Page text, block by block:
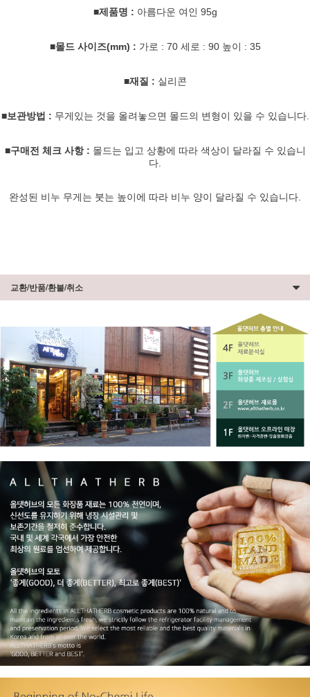
■제품명 : 아름다운 여인 95g
■몰드 사이즈(mm) : 가로 : 70 세로 : 90 높이 : 35
■재질 : 실리콘
■보관방법 : 무게있는 것을 올려놓으면 몰드의 변형이 있을 수 있습니다.
■구매전 체크 사항 : 몰드는 입고 상황에 따라 색상이 달라질 수 있습니
다.
완성된 비누 무게는 붓는 높이에 따라 비누 양이 달라질 수 있습니다.
교환/반품/환불/취소